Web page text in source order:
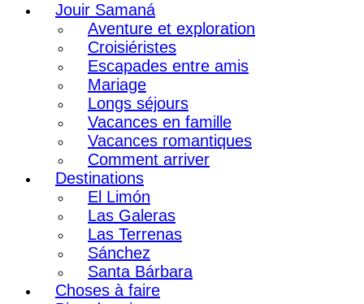
Jouir Samaná
Aventure et exploration
Croisiéristes
Escapades entre amis
Mariage
Longs séjours
Vacances en famille
Vacances romantiques
Comment arriver
Destinations
El Limón
Las Galeras
Las Terrenas
Sánchez
Santa Bárbara
Choses à faire